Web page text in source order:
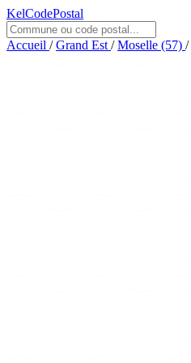
KelCodePostal
Accueil / Grand Est / Moselle (57) /